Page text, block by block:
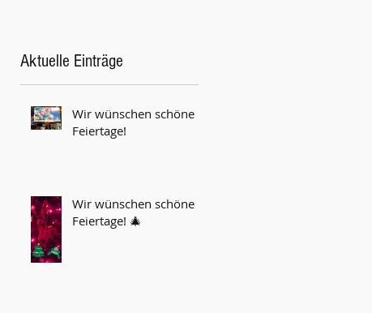
Aktuelle Einträge
Wir wünschen schöne
Feiertage!
Wir wünschen schöne
Feiertage! 🎄